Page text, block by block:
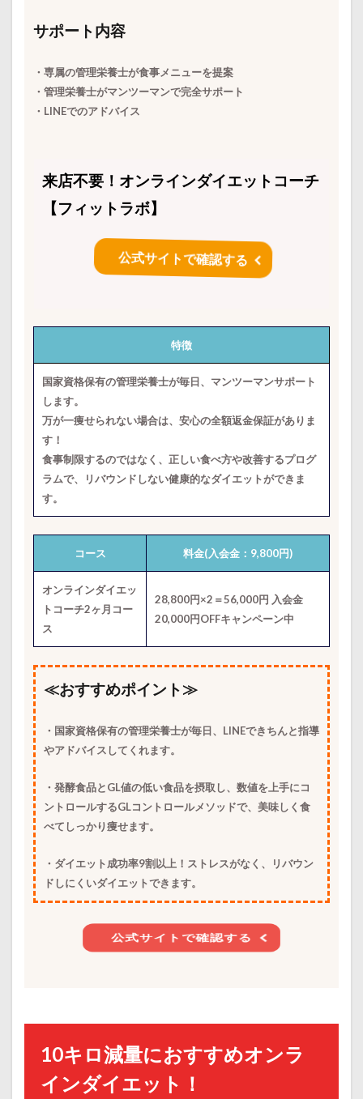
サポート内容
・専属の管理栄養士が食事メニューを提案
・管理栄養士がマンツーマンで完全サポート
・LINEでのアドバイス
来店不要！オンラインダイエットコーチ
【フィットラボ】
公式サイトで確認する
特徴
国家資格保有の管理栄養士が毎日、マンツーマンサポート
します。
万が一痩せられない場合は、安心の全額返金保証がありま
す！
食事制限するのではなく、正しい食べ方や改善するプログ
ラムで、リバウンドしない健康的なダイエットができま
す。
コース 料金(入会金：9,800円)
オンラインダイエッ
トコーチ2ヶ月コー
ス
28,800円×2＝56,000円 入会金
20,000円OFFキャンペーン中
≪おすすめポイント≫
・国家資格保有の管理栄養士が毎日、LINEできちんと指導
やアドバイスしてくれます。
・発酵食品とGL値の低い食品を摂取し、数値を上手にコ
ントロールするGLコントロールメソッドで、美味しく食
べてしっかり痩せます。
・ダイエット成功率9割以上！ストレスがなく、リバウン
ドしにくいダイエットできます。
公式サイトで確認する
10キロ減量におすすめオンラ
インダイエット！